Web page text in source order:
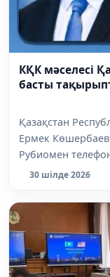
КҚК мәселесі
басты
Қазақстан
Ермек
Рубиомен
30 шілде 2026